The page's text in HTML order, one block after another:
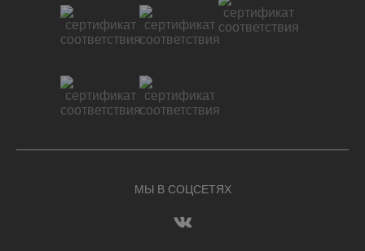
МЫ В СОЦСЕТЯХ